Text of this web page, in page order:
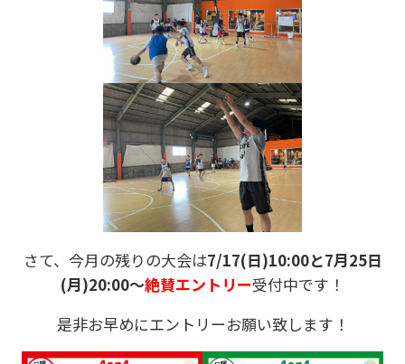
さて、今月の残りの大会は7/17(日)10:00と7月25日
(月)20:00～絶賛エントリー受付中です！
是非お早めにエントリーお願い致します！